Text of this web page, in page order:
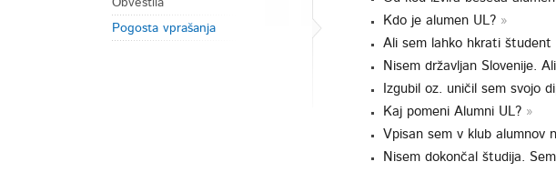
Obvestila
Pogosta vprašanja
Kdo je alumen UL?
Ali sem lahko hkrati študent
Nisem državljan Slovenije.
Izgubil oz. uničil sem svojo
Kaj pomeni Alumni UL?
Vpisan sem v klub alumnov
Nisem dokončal študija.